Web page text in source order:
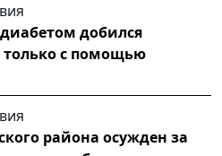
добился
только с помощью
района осужден за